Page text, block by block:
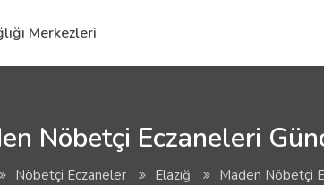
Merkezleri
Nöbetçi Eczaneleri
Nöbetçi Eczaneler Elazığ Maden Nöbetçi